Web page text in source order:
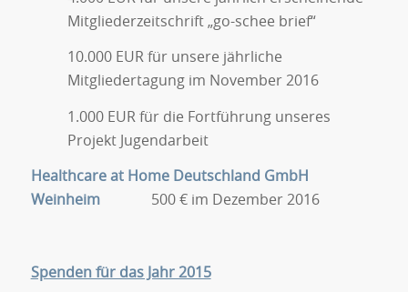
Mitgliederzeitschrift „go-schee brief“
10.000 EUR für unsere jährliche
Mitgliedertagung im November 2016
1.000 EUR für die Fortführung unseres
Projekt Jugendarbeit
Healthcare at Home Deutschland GmbH
Weinheim 500 € im Dezember 2016
Spenden für das Jahr 2015